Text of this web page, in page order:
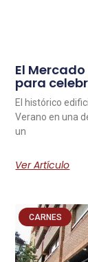
El
para
El histórico
Verano en una
un
Ver Artículo
CARNES